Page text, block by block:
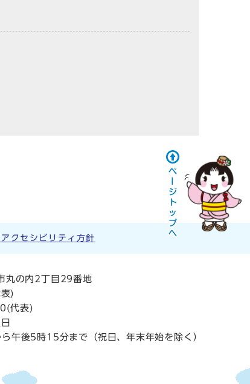
クセシビリティ方針
丸の内2丁目29番地
)
代表)
午後5時15分まで（祝日、年末年始を除く）